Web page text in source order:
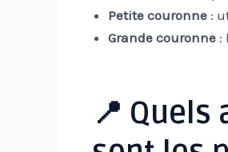
Petite couronne:
Grande couronne:
📍